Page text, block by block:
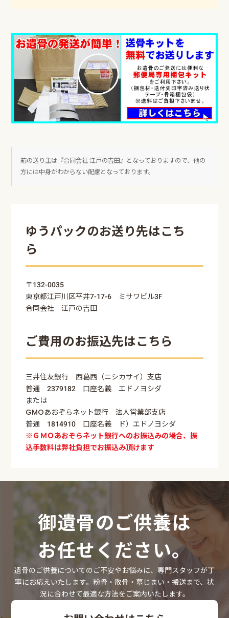
箱の送り主は『合同会社 江戸の吉田』となっておりますので、他の
方には中身がわからない配慮となっております。
ゆうパックのお送り先はこち
ら
〒132-0035
東京都江戸川区平井7-17-6 ミサワビル3F
合同会社 江戸の吉田
ご費用のお振込先はこちら
三井住友銀行 西葛西（ニシカサイ）支店
普通 2379182 口座名義 エドノヨシダ
または
GMOあおぞらネット銀行 法人営業部支店
普通 1814910 口座名義 ド）エドノヨシダ
※ＧＭＯあおぞらネット銀行へのお振込みの場合、振
込手数料は弊社負担でお振込み頂けます
御遺骨のご供養は
お任せください。
遺骨のご供養についてのご不安やお悩みに、専門スタッフが丁
寧にお応えいたします。粉骨・散骨・墓じまい・搬送まで、状
況に合わせて最適な方法をご案内いたします。